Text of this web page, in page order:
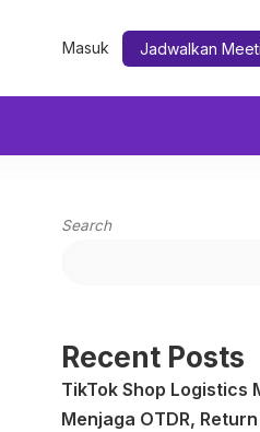
Masuk Jadwalkan
Search
Recent Posts
TikTok Shop Logistics
Menjaga OTDR,